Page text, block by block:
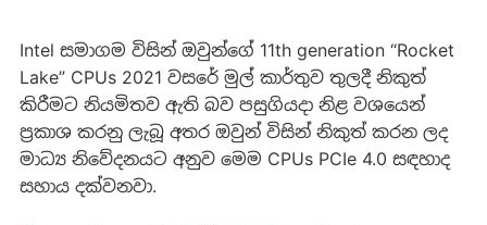
Intel සමාගම විසින් ඔවුන්ගේ 11th generation “Rocket
Lake” CPUs 2021 වසරේ මුල් කාර්තුව තුලදී නිකුත්
කිරීමට නියමිතව ඇති බව පසුගියදා නිළ වශයෙන්
ප්‍රකාශ කරනු ලැබූ අතර ඔවුන් විසින් නිකුත් කරන ලද
මාධ්‍ය නිවේදනයට අනුව මෙම CPUs PCIe 4.0 සඳහාද
සහාය දක්වනවා.